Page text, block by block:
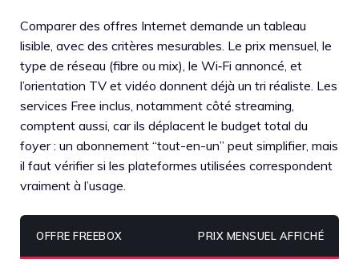
Comparer des offres Internet demande un tableau
lisible, avec des critères mesurables. Le prix mensuel, le
type de réseau (fibre ou mix), le Wi‑Fi annoncé, et
l’orientation TV et vidéo donnent déjà un tri réaliste. Les
services Free inclus, notamment côté streaming,
comptent aussi, car ils déplacent le budget total du
foyer : un abonnement “tout-en-un” peut simplifier, mais
il faut vérifier si les plateformes utilisées correspondent
vraiment à l’usage.
OFFRE FREEBOX PRIX MENSUEL AFFICHÉ